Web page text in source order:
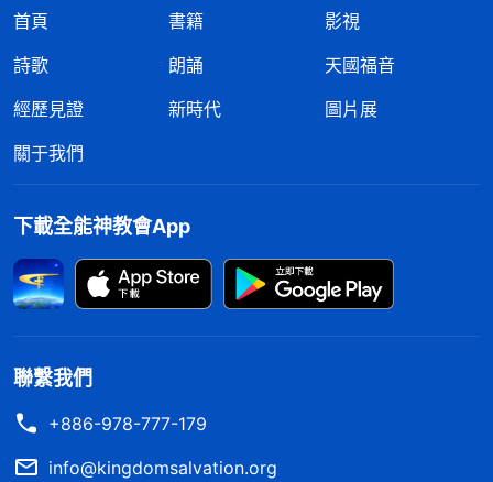
我就熱心追求，無論是寒冬酷暑還是中共逼迫的危難
環境我都不退縮、不耽誤本分，認為只要盡力去做神
就連僅有的澆灌新人和接待聚會也没法配合了，我就
看到我之前盡本分的勁那麽大背後隱藏着得福存心，
得不着福了就不願禱告、不看神的話，我這樣盡本分
對神哪有真心？就是為了從神那兒得好處，是想藉着
盡本分换取以後的福氣，我這不就是跟神搞交易嗎？
我這就是在欺騙神。我越想越覺得自己没有一點兒良
心理智，太虧欠神了！其實想想，我信神多年享受了
首頁 書籍
影視
詩歌
朗誦
天國福音
經歷見證
新時代
圖片展
關于我們
下載全能神教會App
聯繫我們
+886-978-777-179
info@kingdomsalvation.org